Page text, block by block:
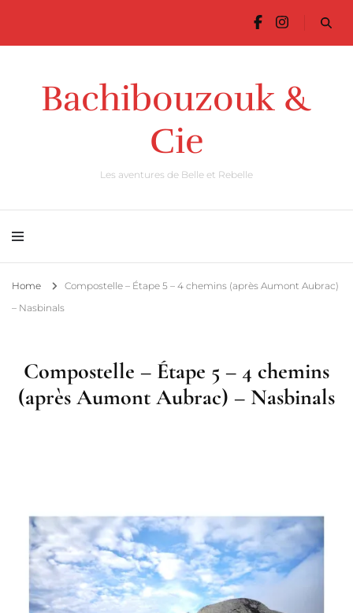
Bachibouzouk &
Cie
Les aventures de Belle et Rebelle
Home
Compostelle – Étape 5 – 4 chemins (après Aumont Aubrac)
– Nasbinals
Compostelle – Étape 5 – 4 chemins
(après Aumont Aubrac) – Nasbinals